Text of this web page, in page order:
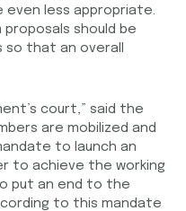
less appropriate.
should be
that an overall
court,” said the
are mobilized and
to launch an
to achieve the working
put an end to the
to this mandate